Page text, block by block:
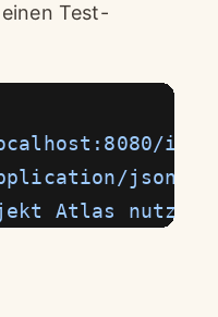
Test-
json"
Atlas nutzt